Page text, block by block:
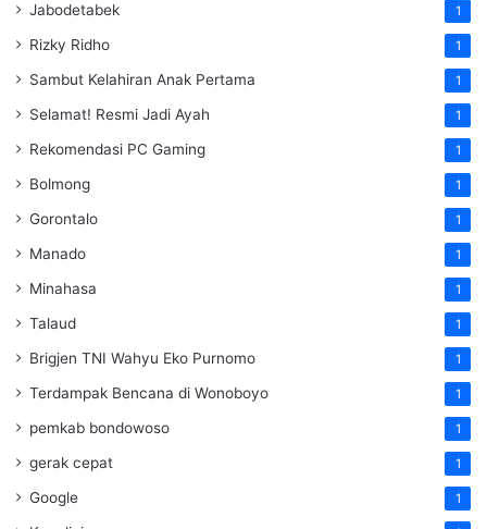
Jabodetabek 1
Rizky Ridho 1
Sambut Kelahiran Anak Pertama 1
Selamat! Resmi Jadi Ayah 1
Rekomendasi PC Gaming 1
Bolmong 1
Gorontalo 1
Manado 1
Minahasa 1
Talaud 1
Brigjen TNI Wahyu Eko Purnomo 1
Terdampak Bencana di Wonoboyo 1
pemkab bondowoso 1
gerak cepat 1
Google 1